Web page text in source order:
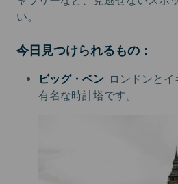
い。
今日見つけられるもの：
ビッグ・ベン: ロンドンと
有名な時計塔です。